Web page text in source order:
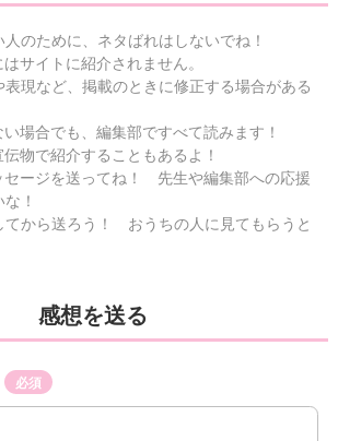
のために、ネタばれはしないでね！
サイトに紹介されません。
現など、掲載のときに修正する場合がある
場合でも、編集部ですべて読みます！
物で紹介することもあるよ！
ージを送ってね！ 先生や編集部への応援
！
から送ろう！ おうちの人に見てもらうと
感想を送る
必須